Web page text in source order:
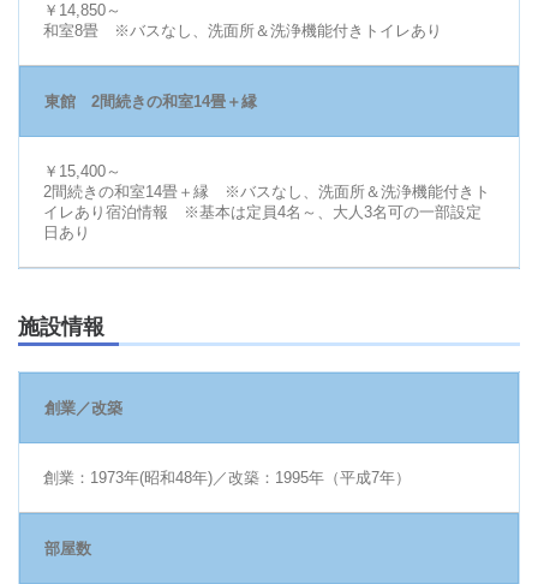
￥14,850～
和室8畳 ※バスなし、洗面所＆洗浄機能付きトイレあり
東館 2間続きの和室14畳＋縁
￥15,400～
2間続きの和室14畳＋縁 ※バスなし、洗面所＆洗浄機能付きト
イレあり宿泊情報 ※基本は定員4名～、大人3名可の一部設定
日あり
施設情報
創業／改築
創業：1973年(昭和48年)／改築：1995年（平成7年）
部屋数